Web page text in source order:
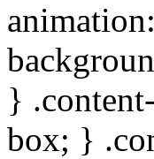
}
box; }